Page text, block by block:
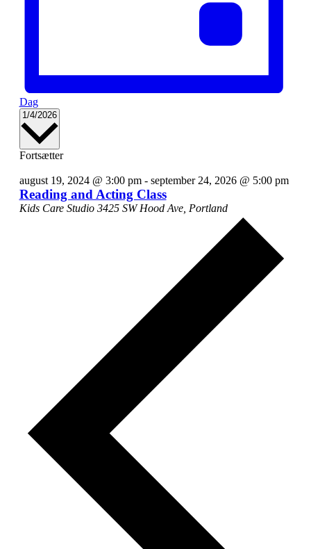
Dag
1/4/2026 Vælg
Fortsætter
august 19, 2024 @ 3:00 pm- september 24, 2026 @ 5:00 pm
Reading and Acting Class
Kids Care Studio 3425 SW Hood Ave, Portland